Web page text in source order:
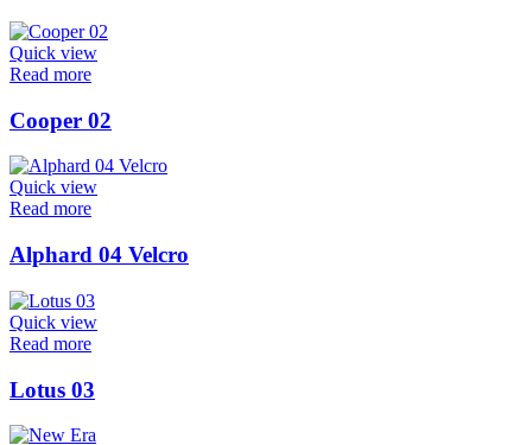
Quick view
Read more
Cooper 02
Quick view
Read more
Alphard 04 Velcro
Quick view
Read more
Lotus 03